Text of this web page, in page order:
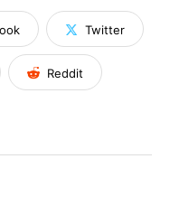
Twitter
Reddit